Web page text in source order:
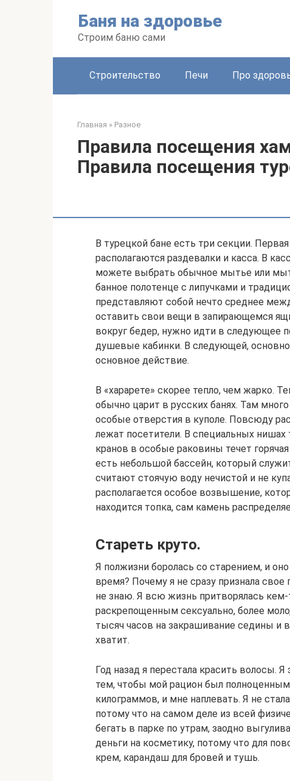
Баня на здоровье
Строим баню сами
Строительство Печи Про
Главная » Разное
Правила посещения
Правила посещения
В турецкой бане есть три секции.
располагаются раздевалки и касса. В
можете выбрать обычное мытье или
банное полотенце с липучками и
представляют собой нечто среднее
оставить свои вещи в запирающемся
вокруг бедер, нужно идти в следующее
душевые кабинки. В следующей,
основное действие.
В «харарете» скорее тепло, чем жарко.
обычно царит в русских банях. Там
особые отверстия в куполе. Повсюду
лежат посетители. В специальных
кранов в особые раковины течет
есть небольшой бассейн, который
считают стоячую воду нечистой и не
располагается особое возвышение,
находится топка, сам камень
Стареть круто.
Я полжизни боролась со старением, и
время? Почему я не сразу признала
не знаю. Я всю жизнь притворялась
раскрепощенным сексуально, более
тысяч часов на закрашивание седины и
хватит.
Год назад я перестала красить волосы.
тем, чтобы мой рацион был
килограммов, и мне наплевать. Я не
потому что на самом деле из всей
бегать в парке по утрам, заодно
деньги на косметику, потому что для
крем, карандаш для бровей и тушь.